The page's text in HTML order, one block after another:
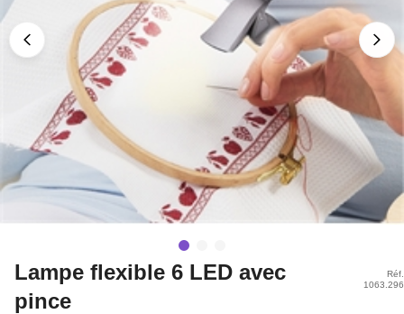
Lampe flexible 6 LED avec
pince
Réf.
1063.296